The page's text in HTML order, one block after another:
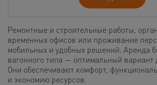
Ремонтные и строительные работы,
временных офисов или проживание
мобильных и удобных решений. Аренда
вагонного типа — оптимальный вариант
Они обеспечивают комфорт,
и экономию ресурсов.